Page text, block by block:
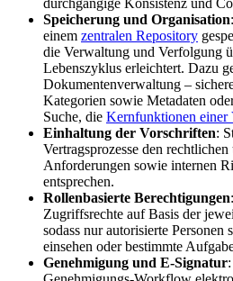
durchgängige Konsistenz und
Speicherung und Organisation
einem zentralen Repository
die Verwaltung und Verfolgung
Lebenszyklus erleichtert. Dazu
Dokumentenverwaltung –
Kategorien sowie Metadaten
Suche, die Kernfunktionen einer
Einhaltung der Vorschriften:
Vertragsprozesse den
Anforderungen sowie internen
entsprechen.
Rollenbasierte Berechtigungen
Zugriffsrechte auf Basis der
sodass nur autorisierte Personen
einsehen oder bestimmte
Genehmigung und E-Signatur